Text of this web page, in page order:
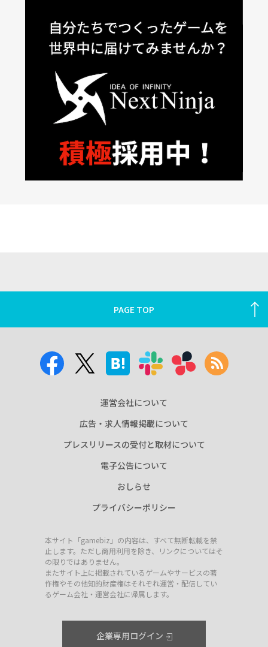
PAGE TOP
運営会社について
広告・求人情報掲載について
プレスリリースの受付と取材について
電子公告について
おしらせ
プライバシーポリシー
本サイト「gamebiz」の内容は、すべて無断転載を禁
止します。ただし商用利用を除き、リンクについてはそ
の限りではありません。
またサイト上に掲載されているゲームやサービスの著
作権やその他知的財産権はそれぞれ運営・配信してい
るゲーム会社・運営会社に帰属します。
企業専用ログイン